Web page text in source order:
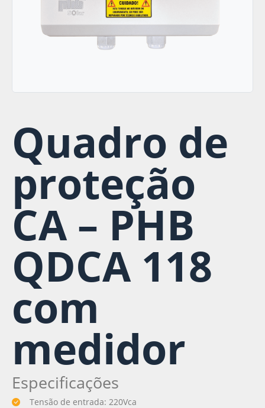
Quadro de
proteção
CA – PHB
QDCA 118
com
medidor
Especificações
Tensão de entrada: 220Vca